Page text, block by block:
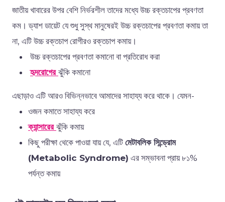
জাতীয় খাবারের উপর বেশি নির্ভরশীল তাদের মধ্যে উচ্চ রক্তচাপের প্রবণতা
কম। ড্যাশ ডায়েট যে শুধু সুস্থ মানুষেরই উচ্চ রক্তচাপের প্রবণতা কমায় তা
না, এটি উচ্চ রক্তচাপ রোগীরও রক্তচাপ কমায়।
উচ্চ রক্তচাপের প্রবণতা কমানো বা প্রতিরোধ করা
হৃদরোগের ঝুঁকি কমানো
এছাড়াও এটি আরও বিভিন্নভাবে আমাদের সাহায্য করে থাকে। যেমন-
ওজন কমাতে সাহায্য করে
ক্যান্সারের ঝুঁকি কমায়
কিছু পরীক্ষা থেকে পাওয়া যায় যে, এটি মেটাবলিক সিন্ড্রোম
(Metabolic Syndrome) এর সম্ভাবনা প্রায় ৮১%
পর্যন্ত কমায়